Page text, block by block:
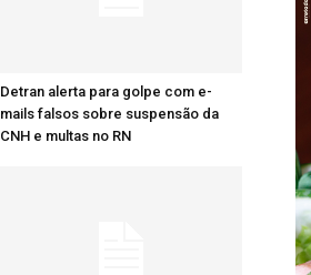
Detran alerta para golpe com e-
mails falsos sobre suspensão da
CNH e multas no RN